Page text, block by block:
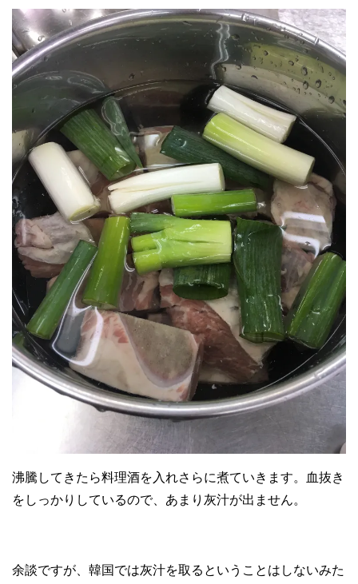
沸騰してきたら料理酒を入れさらに煮ていきます。血抜き
をしっかりしているので、あまり灰汁が出ません。
余談ですが、韓国では灰汁を取るということはしないみた